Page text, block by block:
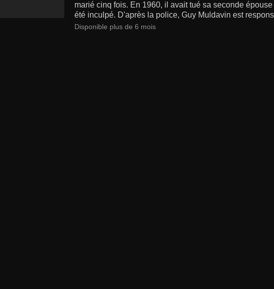
marié cinq fois. En 1960, il avait tué sa seconde
été inculpé. D'après la police, Guy Muldavin est
Disponible plus de 6 mois